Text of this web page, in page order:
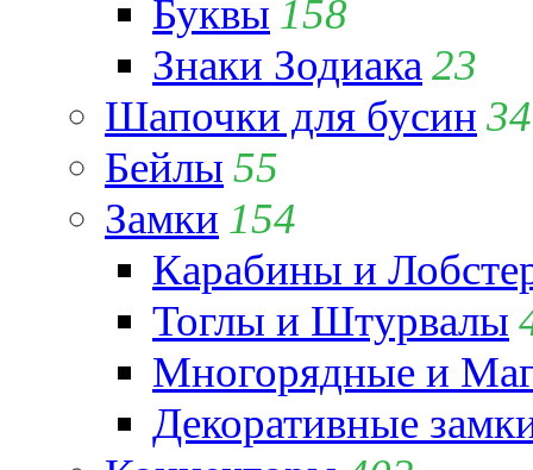
Буквы 158
Знаки Зодиака 23
Шапочки для бусин 34
Бейлы 55
Замки 154
Карабины и
Тоглы и Штурвалы
Многорядные и
Декоративные